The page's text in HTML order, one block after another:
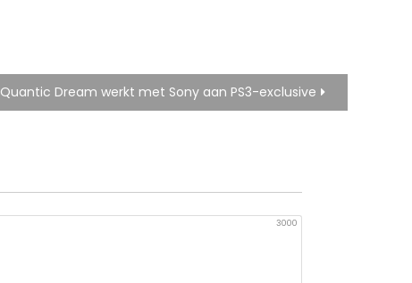
Quantic Dream werkt met Sony aan PS3-exclusive
3000